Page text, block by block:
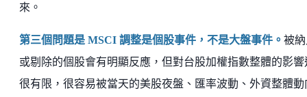
來。
第三個問題是 MSCI 調整是個股事件，不是大盤事件。 被
或剔除的個股會有明顯反應，但對台股加權指數整體的影響
很有限，很容易被當天的美股夜盤、匯率波動、外資整體動